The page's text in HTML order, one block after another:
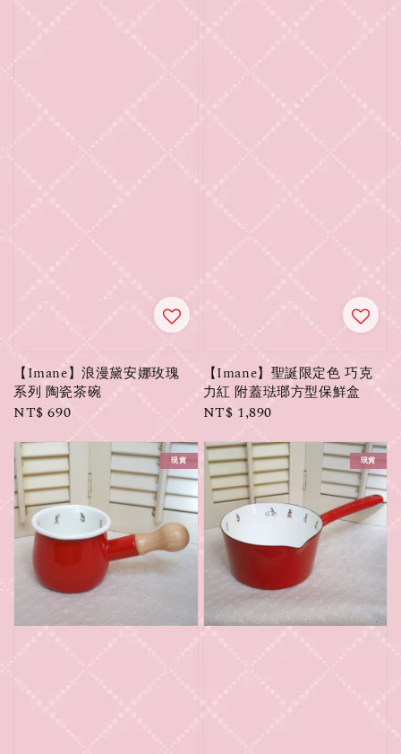
【Imane】浪漫黛安娜玫瑰
系列 陶瓷茶碗
Regular
NT$ 690
【Imane】聖誕限定色 巧克
力紅 附蓋琺瑯方型保鮮盒
Regular
NT$ 1,890
現貨 現貨